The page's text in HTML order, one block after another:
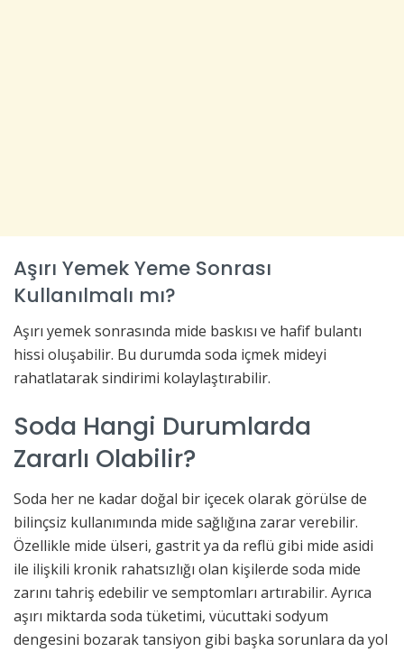
Aşırı Yemek Yeme Sonrası
Kullanılmalı mı?
Aşırı yemek sonrasında mide baskısı ve hafif bulantı
hissi oluşabilir. Bu durumda soda içmek mideyi
rahatlatarak sindirimi kolaylaştırabilir.
Soda Hangi Durumlarda
Zararlı Olabilir?
Soda her ne kadar doğal bir içecek olarak görülse de
bilinçsiz kullanımında mide sağlığına zarar verebilir.
Özellikle mide ülseri, gastrit ya da reflü gibi mide asidi
ile ilişkili kronik rahatsızlığı olan kişilerde soda mide
zarını tahriş edebilir ve semptomları artırabilir. Ayrıca
aşırı miktarda soda tüketimi, vücuttaki sodyum
dengesini bozarak tansiyon gibi başka sorunlara da yol